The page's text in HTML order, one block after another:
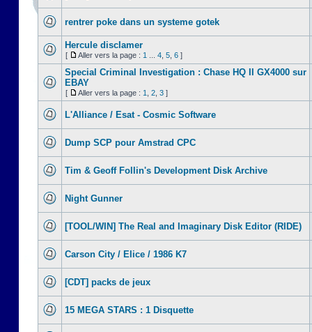
rentrer poke dans un systeme gotek
Hercule disclamer
[ Aller vers la page : 1 4 5 6 ]
Special Criminal Investigation : Chase HQ II GX4000 sur
EBAY
[ Aller vers la page : 1 2 3 ]
L'Alliance / Esat - Cosmic Software
Dump SCP pour Amstrad CPC
Tim & Geoff Follin's Development Disk Archive
Night Gunner
[TOOL/WIN] The Real and Imaginary Disk Editor (RIDE)
Carson City / Elice / 1986 K7
[CDT] packs de jeux
15 MEGA STARS : 1 Disquette